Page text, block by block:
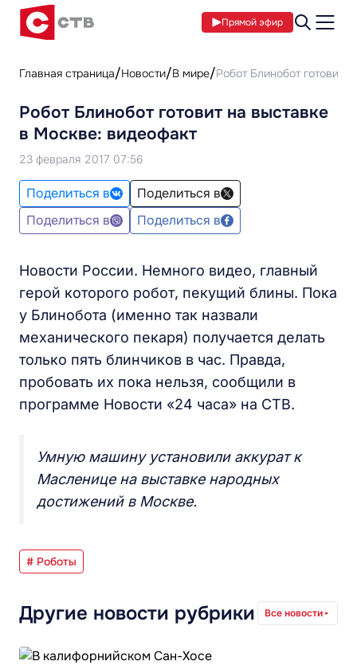
Прямой эфир
Главная страница Новости В мире Робот Блинобот готовит
Робот Блинобот готовит на выставке
в Москве: видеофакт
23 февраля 2017 07:56
Поделиться в
Поделиться в
Поделиться в
Поделиться в
Новости России. Немного видео, главный
герой которого робот, пекущий блины. Пока
у Блинобота (именно так назвали
механического пекаря) получается делать
только пять блинчиков в час. Правда,
пробовать их пока нельзя, сообщили в
программе Новости «24 часа» на СТВ.
Умную машину установили аккурат к
Масленице на выставке народных
достижений в Москве.
# Роботы
Другие новости рубрики Все новости